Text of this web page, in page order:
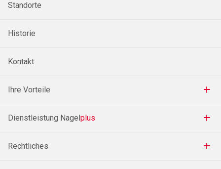
Standorte
Historie
Kontakt
Ihre Vorteile
Dienstleistung Nagelplus
Rechtliches